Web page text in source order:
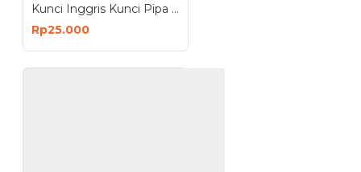
Kunci Inggris Kunci Pipa Ring Pas 6-68mm Universal Adjustable
Rp25.000